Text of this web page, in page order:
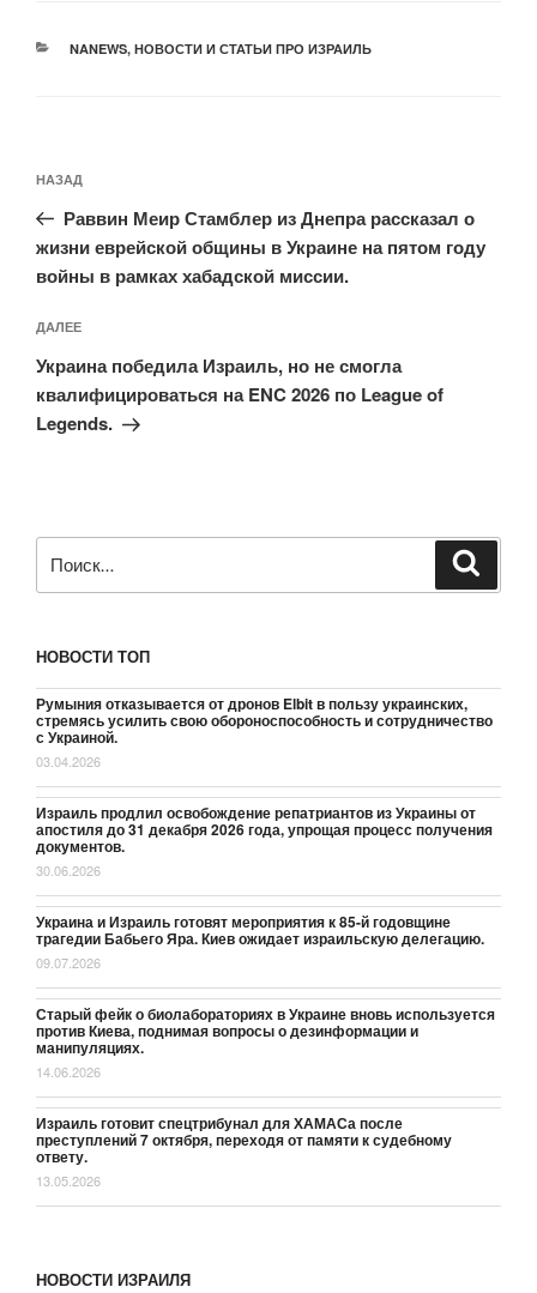
РУБРИКИ
NANEWS, НОВОСТИ И СТАТЬИ ПРО ИЗРАИЛЬ
по
записям
Предыдущая
запись:
НАЗАД
Раввин Меир Стамблер из Днепра рассказал о
жизни еврейской общины в Украине на пятом году
войны в рамках хабадской миссии.
Следующая
запись
ДАЛЕЕ
Украина победила Израиль, но не смогла
квалифицироваться на ENC 2026 по League of
Legends.
НОВОСТИ ТОП
Румыния отказывается от дронов Elbit в пользу украинских,
стремясь усилить свою обороноспособность и сотрудничество
с Украиной.
03.04.2026
Израиль продлил освобождение репатриантов из Украины от
апостиля до 31 декабря 2026 года, упрощая процесс получения
документов.
30.06.2026
Украина и Израиль готовят мероприятия к 85-й годовщине
трагедии Бабьего Яра. Киев ожидает израильскую делегацию.
09.07.2026
Старый фейк о биолабораториях в Украине вновь используется
против Киева, поднимая вопросы о дезинформации и
манипуляциях.
14.06.2026
Израиль готовит спецтрибунал для ХАМАСа после
преступлений 7 октября, переходя от памяти к судебному
ответу.
13.05.2026
НОВОСТИ ИЗРАИЛЯ